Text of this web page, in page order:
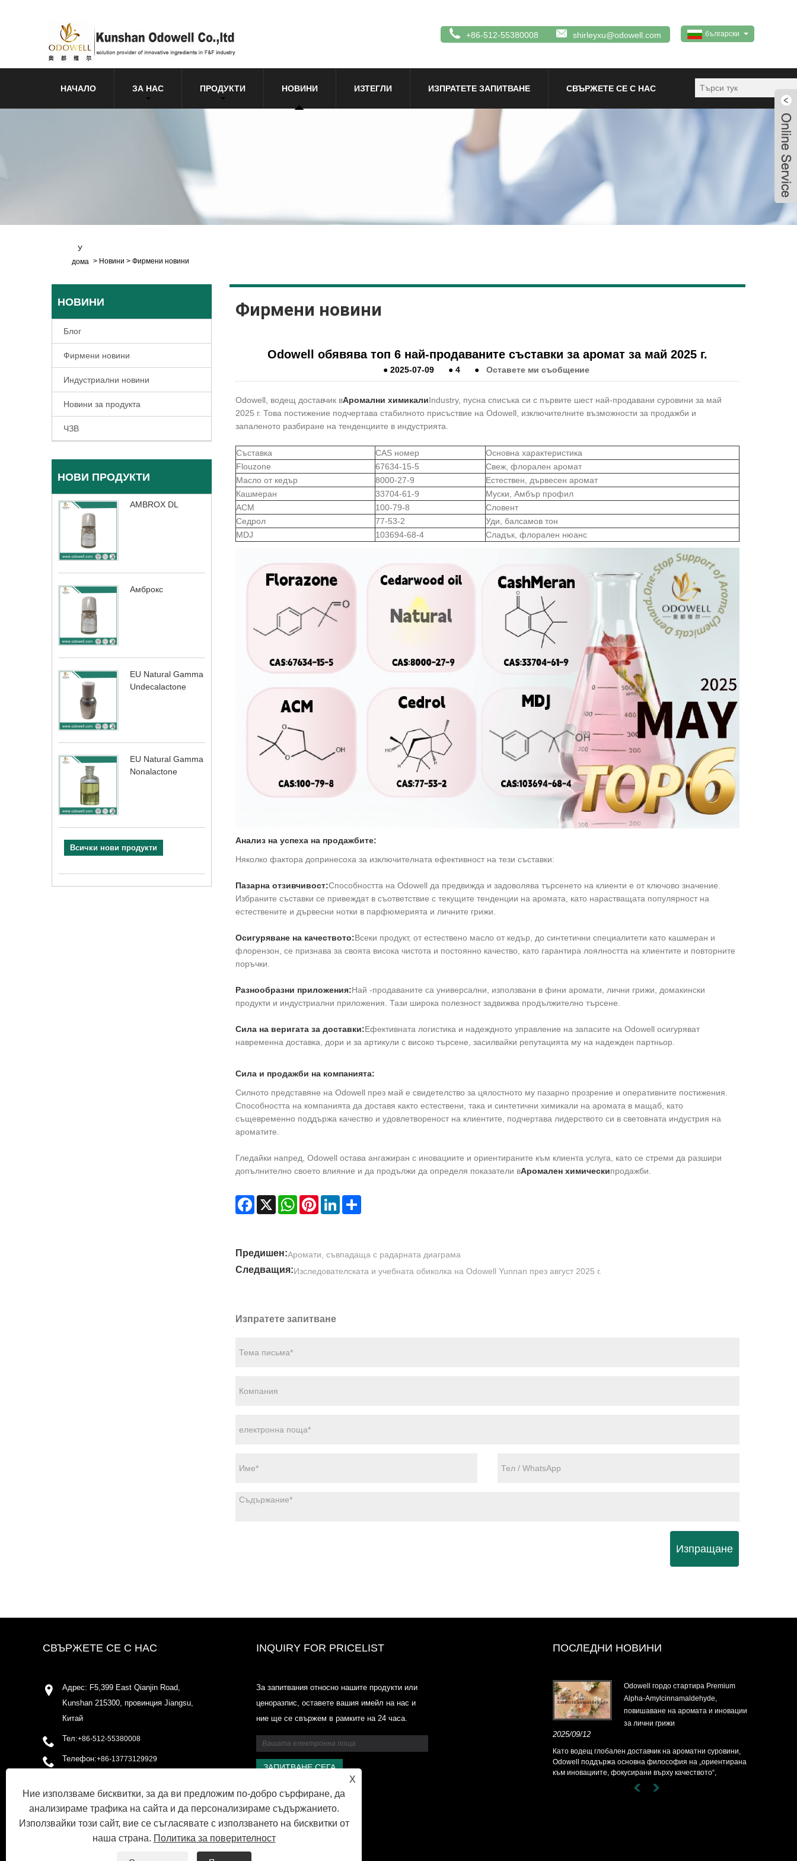
български
+86-512-55380008 shirleyxu@odowell.com
НАЧАЛО ЗА НАС ПРОДУКТИ НОВИНИ ИЗТЕГЛИ ИЗПРАТЕТЕ ЗАПИТВАНЕ СВЪРЖЕТЕ СЕ С НАС
У
дома > Новини > Фирмени новини
НОВИНИ
Блог
Фирмени новини
Индустриални новини
Новини за продукта
ЧЗВ
НОВИ ПРОДУКТИ
AMBROX DL
Амброкс
EU Natural Gamma
Undecalactone
EU Natural Gamma
Nonalactone
Всички нови продукти
Фирмени новини
Odowell обявява топ 6 най-продаваните съставки за аромат за май 2025 г.
● 2025-07-09 ● 4 ● Оставете ми съобщение
Odowell, водещ доставчик вАромални химикалиIndustry, пусна списъка си с първите шест най-продавани суровини за май
2025 г. Това постижение подчертава стабилното присъствие на Odowell, изключителните възможности за продажби и
запаленото разбиране на тенденциите в индустрията.
Съставка CAS номер
Основна характеристика
Flouzone
67634-15-5
Свеж, флорален аромат
Масло от кедър
8000-27-9
Естествен, дървесен аромат
Кашмеран
33704-61-9
Муски, Амбър профил
ACM
100-79-8
Словент
Седрол
77-53-2
Уди, балсамов тон
MDJ
103694-68-4 Сладък, флорален нюанс
Анализ на успеха на продажбите:
Няколко фактора допринесоха за изключителната ефективност на тези съставки:
Пазарна отзивчивост:Способността на Odowell да предвижда и задоволява търсенето на клиенти е от ключово значение.
Избраните съставки се привеждат в съответствие с текущите тенденции на аромата, като нарастващата популярност на
естествените и дървесни нотки в парфюмерията и личните грижи.
Осигуряване на качеството:Всеки продукт, от естествено масло от кедър, до синтетични специалитети като кашмеран и
флорензон, се признава за своята висока чистота и постоянно качество, като гарантира лоялността на клиентите и повторните
поръчки.
Разнообразни приложения:Най -продаваните са универсални, използвани в фини аромати, лични грижи, домакински
продукти и индустриални приложения. Тази широка полезност задвижва продължително търсене.
Сила на веригата за доставки:Ефективната логистика и надеждното управление на запасите на Odowell осигуряват
навременна доставка, дори и за артикули с високо търсене, засилвайки репутацията му на надежден партньор.
Сила и продажби на компанията:
Силното представяне на Odowell през май е свидетелство за цялостното му пазарно прозрение и оперативните постижения.
Способността на компанията да доставя както естествени, така и синтетични химикали на аромата в мащаб, като
същевременно поддържа качество и удовлетвореност на клиентите, подчертава лидерството си в световната индустрия на
ароматите.
Гледайки напред, Odowell остава ангажиран с иновациите и ориентираните към клиента услуга, като се стреми да разшири
допълнително своето влияние и да продължи да определя показатели вАромален химическипродажби.
Facebook
X WhatsAppPinterestLinkedIn
Предишен:Аромати, съвпадаща с радарната диаграма
Следващия:Изследователската и учебната обиколка на Odowell Yunnan през август 2025 г.
Изпратете запитване
Изпращане
СВЪРЖЕТЕ СЕ С НАС
Адрес: F5,399 East Qianjin Road,
Kunshan 215300, провинция Jiangsu,
Китай
Тел:+86-512-55380008
Телефон:+86-13773129929
shirleyxu@odowell.com
факс: +86-512-55380009
INQUIRY FOR PRICELIST
За запитвания относно нашите продукти или
ценоразпис, оставете вашия имейл на нас и
ние ще се свържем в рамките на 24 часа.
ПОСЛЕДНИ НОВИНИ
2025.6.14-2025.07.25
Odowell гордо стартира Premium
Alpha-Amylcinnamaldehyde,
повишаване на аромата и иновации
за лични грижи
2025/09/12
Като водещ глобален доставчик на ароматни суровини,
Odowell поддържа основна философия на „ориентирана
към иновациите, фокусирани върху качеството“,
последователно предоставяйки превъзходни решения за
аромати на клиентите по целия свят.
X
Ние използваме бисквитки, за да ви предложим по-добро сърфиране, да
анализираме трафика на сайта и да персонализираме съдържанието.
Използвайки този сайт, вие се съгласявате с използването на бисквитки от
наша страна. Политика за поверителност